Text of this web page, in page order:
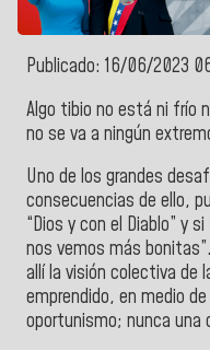
Publicado: 16/06/2023
Algo tibio no está ni frío
no se va a ningún
Uno de los grandes
consecuencias de ello,
“Dios y con el Diablo” y
nos vemos más
allí la visión colectiva de
emprendido, en medio
oportunismo; nunca una